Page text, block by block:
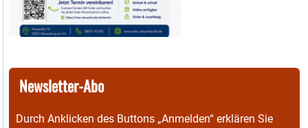
Newsletter-Abo
Durch Anklicken des Buttons „Anmelden“ erklären Sie